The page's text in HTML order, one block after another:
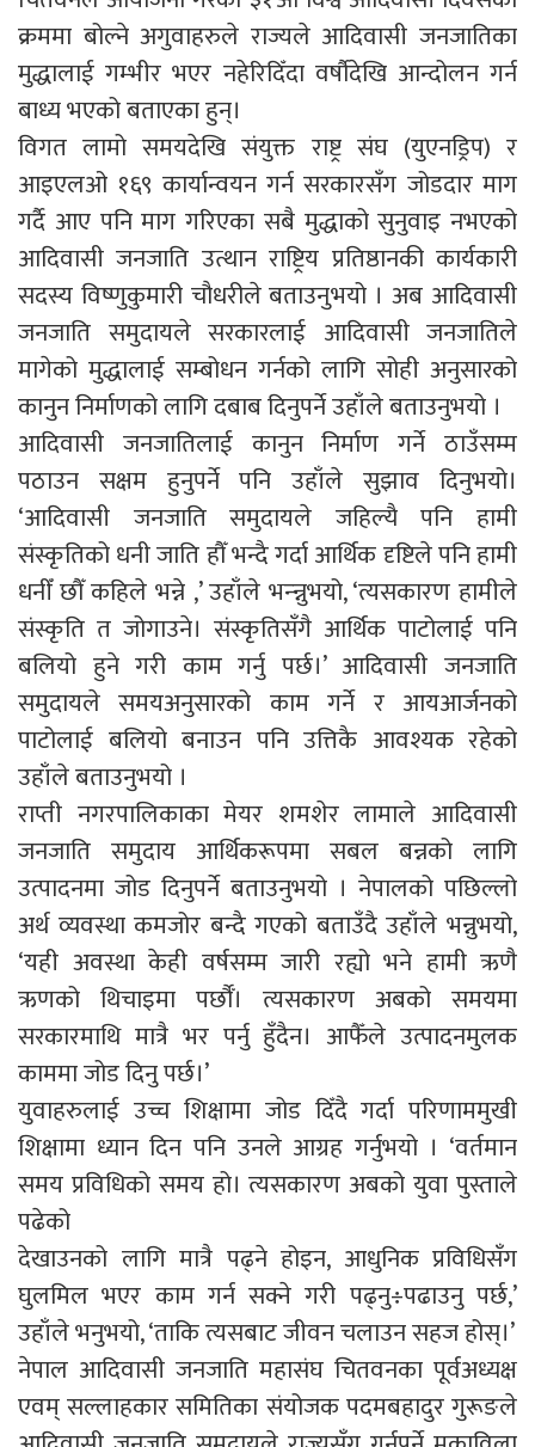
क्रममा बोल्ने अगुवाहरुले राज्यले आदिवासी जनजातिका
मुद्धालाई गम्भीर भएर नहेरिदिँदा वर्षौदेखि आन्दोलन गर्न
बाध्य भएको बताएका हुन्।
विगत लामो समयदेखि संयुक्त राष्ट्र संघ (युएनड्रिप) र
आइएलओ १६९ कार्यान्वयन गर्न सरकारसँग जोडदार माग
गर्दै आए पनि माग गरिएका सबै मुद्धाको सुनुवाइ नभएको
आदिवासी जनजाति उत्थान राष्ट्रिय प्रतिष्ठानकी कार्यकारी
सदस्य विष्णुकुमारी चौधरीले बताउनुभयो । अब आदिवासी
जनजाति समुदायले सरकारलाई आदिवासी जनजातिले
मागेको मुद्धालाई सम्बोधन गर्नको लागि सोही अनुसारको
कानुन निर्माणको लागि दबाब दिनुपर्ने उहाँले बताउनुभयो ।
आदिवासी जनजातिलाई कानुन निर्माण गर्ने ठाउँसम्म
पठाउन सक्षम हुनुपर्ने पनि उहाँले सुझाव दिनुभयो।
‘आदिवासी जनजाति समुदायले जहिल्यै पनि हामी
संस्कृतिको धनी जाति हौँ भन्दै गर्दा आर्थिक दृष्टिले पनि हामी
धनीँ छौँ कहिले भन्ने ,’ उहाँले भन्न्नुभयो, ‘त्यसकारण हामीले
संस्कृति त जोगाउने। संस्कृतिसँगै आर्थिक पाटोलाई पनि
बलियो हुने गरी काम गर्नु पर्छ।’ आदिवासी जनजाति
समुदायले समयअनुसारको काम गर्ने र आयआर्जनको
पाटोलाई बलियो बनाउन पनि उत्तिकै आवश्यक रहेको
उहाँले बताउनुभयो ।
राप्ती नगरपालिकाका मेयर शमशेर लामाले आदिवासी
जनजाति समुदाय आर्थिकरूपमा सबल बन्नको लागि
उत्पादनमा जोड दिनुपर्ने बताउनुभयो । नेपालको पछिल्लो
अर्थ व्यवस्था कमजोर बन्दै गएको बताउँदै उहाँले भन्नुभयो,
‘यही अवस्था केही वर्षसम्म जारी रह्यो भने हामी ऋणै
ऋणको थिचाइमा पर्छौँ। त्यसकारण अबको समयमा
सरकारमाथि मात्रै भर पर्नु हुँदैन। आफैँले उत्पादनमुलक
काममा जोड दिनु पर्छ।’
युवाहरुलाई उच्च शिक्षामा जोड दिँदै गर्दा परिणाममुखी
शिक्षामा ध्यान दिन पनि उनले आग्रह गर्नुभयो । ‘वर्तमान
समय प्रविधिको समय हो। त्यसकारण अबको युवा पुस्ताले
पढेको
देखाउनको लागि मात्रै पढ्ने होइन, आधुनिक प्रविधिसँग
घुलमिल भएर काम गर्न सक्ने गरी पढ्नु÷पढाउनु पर्छ,’
उहाँले भनुभयो, ‘ताकि त्यसबाट जीवन चलाउन सहज होस्।’
नेपाल आदिवासी जनजाति महासंघ चितवनका पूर्वअध्यक्ष
एवम् सल्लाहकार समितिका संयोजक पदमबहादुर गुरूङले